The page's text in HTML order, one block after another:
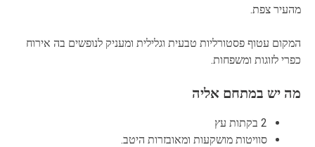
מהעיר צפת.
המקום עטוף פסטורליות טבעית וגלילית ומעניק לנופשים בה אירוח
כפרי לזוגות ומשפחות.
מה יש במתחם אליה
2 בקתות עץ
סוויטות מושקעות ומאובזרות היטב.